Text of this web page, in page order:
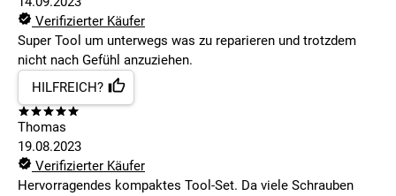
Verifizierter Käufer
Super Tool um unterwegs was zu reparieren und trotzdem
nicht nach Gefühl anzuziehen.
HILFREICH?
Thomas
19.08.2023
Verifizierter Käufer
Hervorragendes kompaktes Tool-Set. Da viele Schrauben